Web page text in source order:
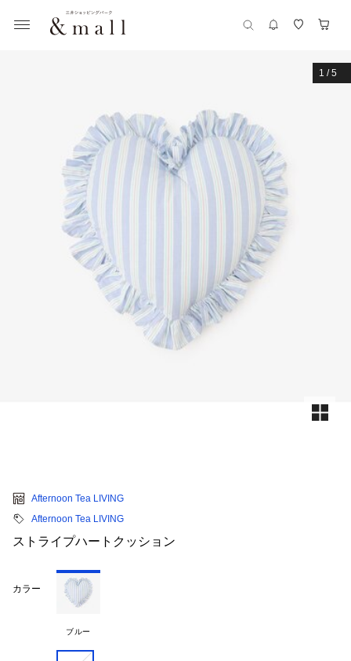
1 /5
Afternoon Tea LIVING
Afternoon Tea LIVING
ストライプハートクッション
カラー
ブルー